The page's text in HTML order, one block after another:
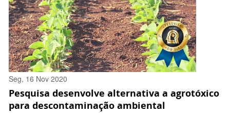
Seg, 16 Nov 2020
14:26:00 -0300
Pesquisa desenvolve alternativa a agrotóxico
para descontaminação ambiental